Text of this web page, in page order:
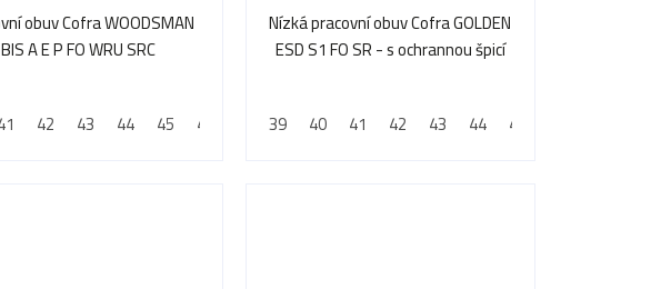
47 48
obuv Cofra WOODSMAN
BIS A E P FO WRU SRC
42 43 44 45 46
Nízká pracovní obuv Cofra GOLDEN
ESD S1 FO SR - s ochrannou špicí
39 40 41 42 43 44 45